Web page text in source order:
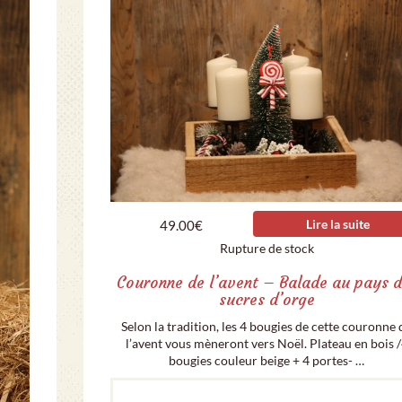
49.00€
Lire la suite
Rupture de stock
Couronne de l’avent – Balade au pays
sucres d’orge
Selon la tradition, les 4 bougies de cette couronne
l’avent vous mèneront vers Noël. Plateau en bois
bougies couleur beige + 4 portes- …